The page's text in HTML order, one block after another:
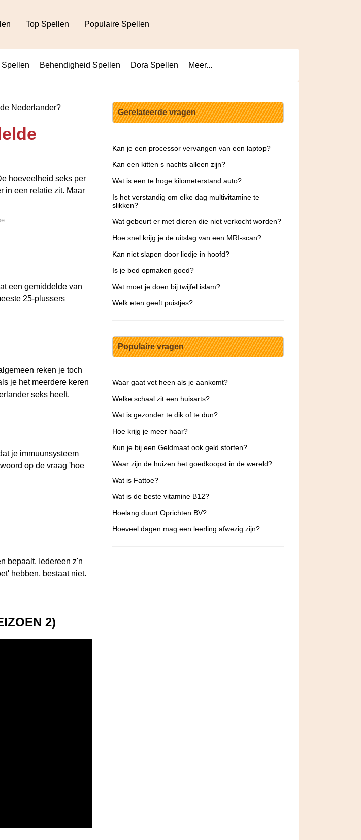
Top Spellen Populaire Spellen
Behendigheid Spellen Dora Spellen Meer...
Nederlander?
hoeveelheid seks per
in een relatie zit. Maar
een gemiddelde van
25-plussers
reken je toch
je het meerdere keren
seks heeft.
je immuunsysteem
op de vraag 'hoe
bepaalt. Iedereen z'n
hebben, bestaat niet.
2)
Gerelateerde vragen
Kan je een processor vervangen van een laptop?
Kan een kitten s nachts alleen zijn?
Wat is een te hoge kilometerstand auto?
Is het verstandig om elke dag multivitamine te
slikken?
Wat gebeurt er met dieren die niet verkocht worden?
Hoe snel krijg je de uitslag van een MRI-scan?
Kan niet slapen door liedje in hoofd?
Is je bed opmaken goed?
Wat moet je doen bij twijfel islam?
Welk eten geeft puistjes?
Populaire vragen
Waar gaat vet heen als je aankomt?
Welke schaal zit een huisarts?
Wat is gezonder te dik of te dun?
Hoe krijg je meer haar?
Kun je bij een Geldmaat ook geld storten?
Waar zijn de huizen het goedkoopst in de wereld?
Wat is Fattoe?
Wat is de beste vitamine B12?
Hoelang duurt Oprichten BV?
Hoeveel dagen mag een leerling afwezig zijn?